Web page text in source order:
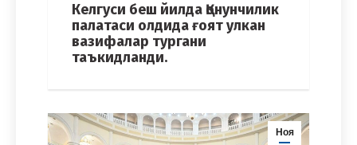
Келгуси беш йилда Қонунчилик
палатаси олдида ғоят улкан
вазифалар тургани
таъкидланди.
Ноя